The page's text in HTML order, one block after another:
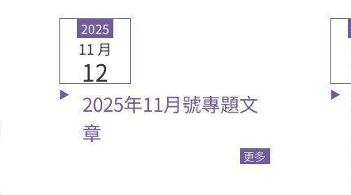
2025
11 月
12
2025年11月號專題文
章
更多